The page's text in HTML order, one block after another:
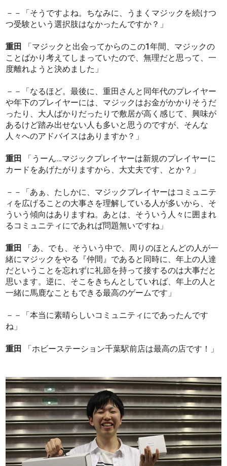
－－「そうですよね。ちなみに、うまくマジックを続けつ
つ受験という選択肢はなかったんですか？」
重田
「マジックと出会ってからのこの1年間、マジックの
ことばかり考えてしまっていたので、無理だと思って、一
度離れようと決めました」
－－「なるほど。最後に、重田さんと同年代のプレイヤー
や年下のプレイヤーには、マジックはお金がかかりそうだ
ったり、大人ばかりだったりで敷居が高く感じて、興味が
あるけど踏み出せない人も多いと思うのですが、そんな
人々へのアドバイスはありますか？」
重田
「うーん…マジックプレイヤーは新規のプレイヤーに
カードをあげたがりますから、大丈夫です、とか？」
－－「あぁ、たしかに、マジックプレイヤーはコミュニテ
ィを広げることの大事さを理解している人が多いから、そ
ういう傾向はありますね。あとは、そういう人々に囲まれ
るコミュニティにであれば問題無いですね」
重田
「あ、でも、そういう中で、周りのほとんどの人が一
緒にマジックをやる『仲間』であると同時に、年上の人達
だということを忘れずに礼節を持って接するのは大事だと
思います。逆に、そこをきちんとしていれば、年上の人と
一緒に馬鹿なこともできる最高のゲームです」
－－「本当に素晴らしいコミュニティにであったんです
ね」
重田 「ホビーステーション千葉駅前店は最高の店です！」